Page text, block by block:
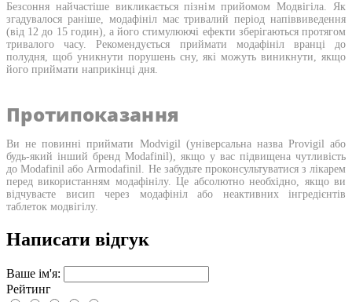
Безсоння найчастіше викликається пізнім прийомом Модвігіла. Як
згадувалося раніше, модафініл має тривалий період напіввиведення
(від 12 до 15 годин), а його стимулюючі ефекти зберігаються протягом
тривалого часу. Рекомендується приймати модафініл вранці до
полудня, щоб уникнути порушень сну, які можуть виникнути, якщо
його приймати наприкінці дня.
Протипоказання
Ви не повинні приймати Modvigil (універсальна назва Provigil або
будь-який інший бренд Modafinil), якщо у вас підвищена чутливість
до Modafinil або Armodafinil. Не забудьте проконсультуватися з лікарем
перед використанням модафінілу. Це абсолютно необхідно, якщо ви
відчуваєте висип через модафініл або неактивних інгредієнтів
таблеток модвігілу.
Написати відгук
Ваше ім'я:
Рейтинг